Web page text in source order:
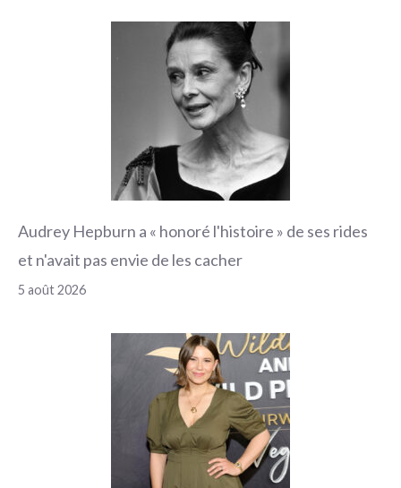
Audrey Hepburn a « honoré l'histoire » de ses rides
et n'avait pas envie de les cacher
5 août 2026